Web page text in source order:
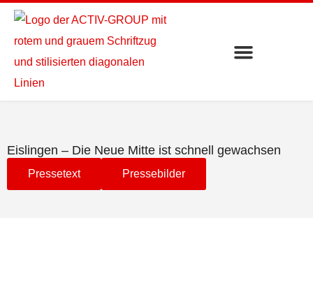
Eislingen – Die Neue Mitte ist schnell gewachsen
Pressetext Pressebilder